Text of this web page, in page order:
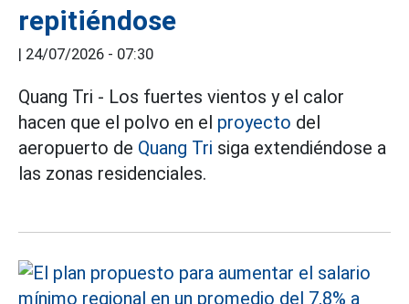
repitiéndose
| 24/07/2026 - 07:30
Quang Tri - Los fuertes vientos y el calor
hacen que el polvo en el proyecto del
aeropuerto de Quang Tri siga extendiéndose a
las zonas residenciales.